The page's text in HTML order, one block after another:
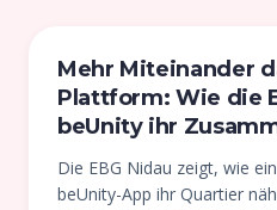
Mehr Miteinander
Plattform: Wie die
beUnity ihr
Die EBG Nidau zeigt, wie
beUnity-App ihr Quartier